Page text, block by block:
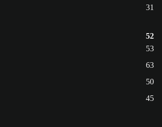
31
52
53
63
50
45